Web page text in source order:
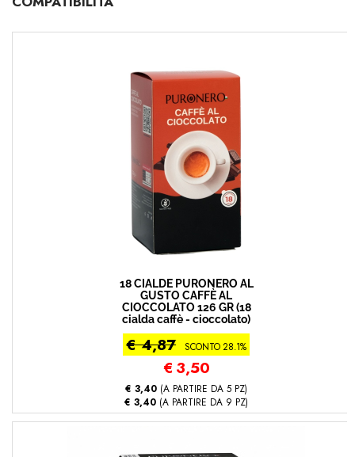
18 CIALDE PURONERO AL
GUSTO CAFFÈ AL
CIOCCOLATO 126 GR (18
cialda caffè - cioccolato)
€ 4,87 SCONTO 28.1%
€ 3,50
€ 3,40 (A PARTIRE DA 5 PZ)
€ 3,40 (A PARTIRE DA 9 PZ)